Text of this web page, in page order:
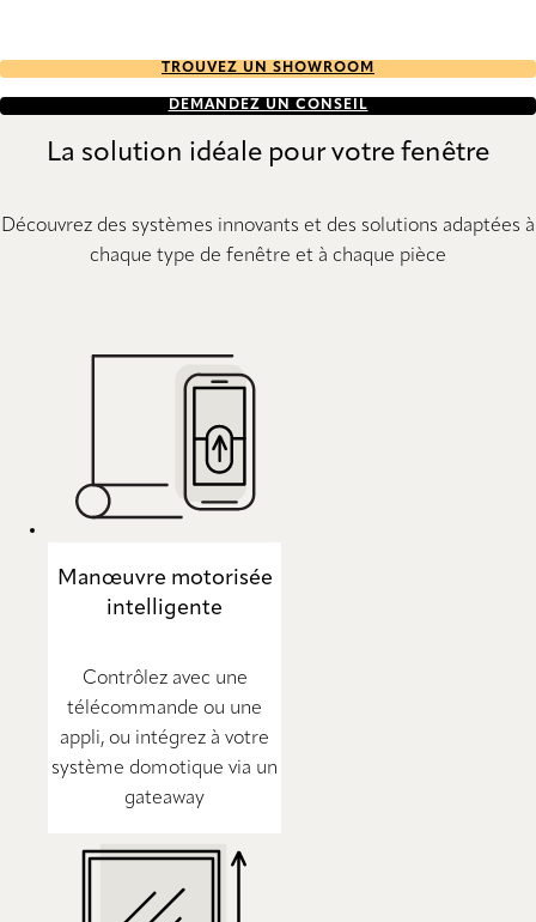
TROUVEZ UN SHOWROOM
DEMANDEZ UN CONSEIL
La solution idéale pour votre fenêtre
Découvrez des systèmes innovants et des solutions adaptées à
chaque type de fenêtre et à chaque pièce
Manœuvre motorisée
intelligente
Contrôlez avec une
télécommande ou une
appli, ou intégrez à votre
système domotique via un
gateaway